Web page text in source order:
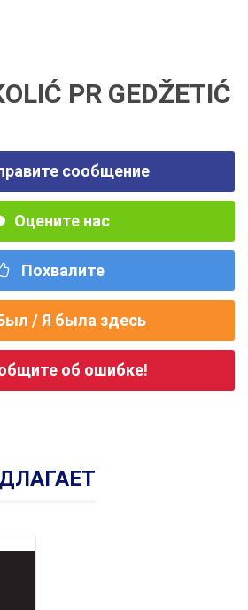
PR GEDŽETIĆ
сообщение
Оцените нас
Похвалите
/ Я была здесь
об ошибке!